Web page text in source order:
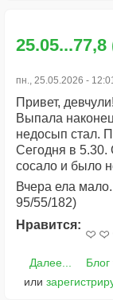
25.05...77,8
пн., 25.05.2026 -
Привет, девчули!
Выпала
недосып стал.
Сегодня в 5.30.
сосало и было
Вчера ела
95/55/182)
Нравится:
Далее...
или